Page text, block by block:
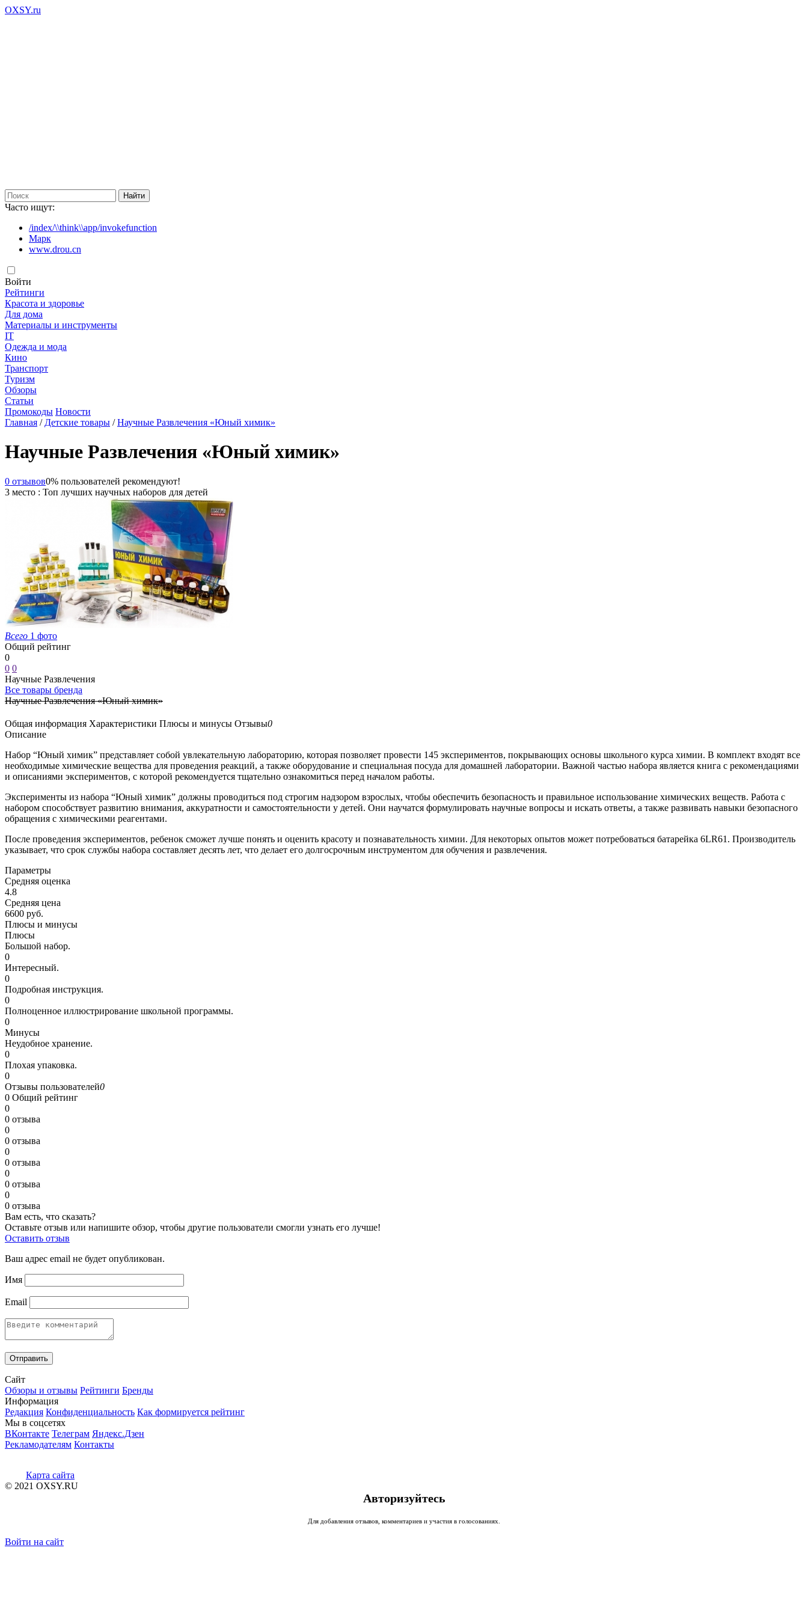
OXSY.ru
Часто ищут:
/index/\\think\\app/invokefunction
Марк
www.drou.cn
Войти
Рейтинги
Красота и здоровье
Для дома
Материалы и инструменты
IT
Одежда и мода
Кино
Транспорт
Туризм
Обзоры
Статьи
Промокоды Новости
Главная / Детские товары /Научные Развлечения «Юный химик»
Научные Развлечения «Юный химик»
0 отзывов0% пользователей рекомендуют!
3 место : Топ лучших научных наборов для детей
Всего 1 фото
Общий рейтинг
0
0 0
Научные Развлечения
Все товары бренда
Научные Развлечения «Юный химик»
Общая информация Характеристики Плюсы и минусы Отзывы0
Описание
Набор “Юный химик” представляет собой увлекательную лабораторию, которая позволяет провести 145 экспериментов, покрывающих основы школьного курса химии. В комплект входят все
необходимые химические вещества для проведения реакций, а также оборудование и специальная посуда для домашней лаборатории. Важной частью набора является книга с рекомендациями
и описаниями экспериментов, с которой рекомендуется тщательно ознакомиться перед началом работы.
Эксперименты из набора “Юный химик” должны проводиться под строгим надзором взрослых, чтобы обеспечить безопасность и правильное использование химических веществ. Работа с
набором способствует развитию внимания, аккуратности и самостоятельности у детей. Они научатся формулировать научные вопросы и искать ответы, а также развивать навыки безопасного
обращения с химическими реагентами.
После проведения экспериментов, ребенок сможет лучше понять и оценить красоту и познавательность химии. Для некоторых опытов может потребоваться батарейка 6LR61. Производитель
указывает, что срок службы набора составляет десять лет, что делает его долгосрочным инструментом для обучения и развлечения.
Параметры
Средняя оценка
4.8
Средняя цена
6600 руб.
Плюсы и минусы
Плюсы
Большой набор.
0
Интересный.
0
Подробная инструкция.
0
Полноценное иллюстрирование школьной программы.
0
Минусы
Неудобное хранение.
0
Плохая упаковка.
0
Отзывы пользователей0
0 Общий рейтинг
0
0 отзыва
0
0 отзыва
0
0 отзыва
0
0 отзыва
0
0 отзыва
Вам есть, что сказать?
Оставьте отзыв или напишите обзор, чтобы другие пользователи смогли узнать его лучше!
Оставить отзыв
Ваш адрес email не будет опубликован.
Имя
Email
Сайт
Обзоры и отзывы Рейтинги Бренды
Информация
Редакция Конфиденциальность Как формируется рейтинг
Мы в соцсетях
ВКонтакте Телеграм Яндекс.Дзен
Рекламодателям Контакты
Карта сайта
© 2021 OXSY.RU
Авторизуйтесь
Для добавления отзывов, комментариев и участия в голосованиях.
Войти на сайт